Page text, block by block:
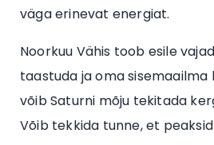
väga erinevat energiat.
Noorkuu Vähis toob esile
taastuda ja oma sisemaailma
võib Saturni mõju tekitada
Võib tekkida tunne, et